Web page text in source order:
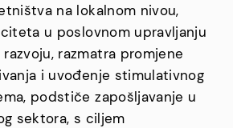
na lokalnom nivou,
u poslovnom upravljanju
razmatra promjene
i uvođenje stimulativnog
podstiče zapošljavanje u
sektora, s ciljem